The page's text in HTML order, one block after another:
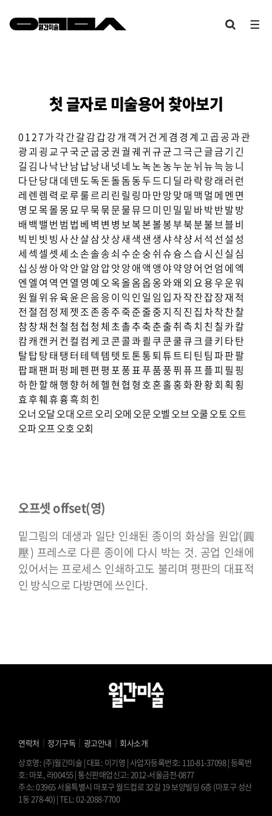
첫 글자로 미술용어 찾아보기
0 1 27가각간갈감갑강개 객 거 건 게 겸 경 계 고곱공과관
광괴 굉 교구국군굽궁권 궐궤귀규균그극근글금기 긴
길 김 나낙난남납낭내 넛 네 노녹논농누눈뉘뉴늑능니
다단당대 데 덴 도독돈돌돔동두드디 딜 라락랑래 러 런
레 렌 렘 력 로루룰르리 린 릴 링 마만망맞매 맥 멀 메 멘 면
명 모목몰몽묘무묵묶문물뮤므미 민 밀 밑 바박반발방
배 백 밸 번 범 법 베 벽 변 병 보복본볼봉부북분불브블비
빅 빈 빗 빙사산살삼삿상새 색 샌 생샤샥샹서 석 선 설 성
세 섹 셀 셋셰 소손솔송쇠수순숭쉬슈슝스습시 신 실 심
십 싱 쌍아악안알암압앗앙애 액 앵 야약양어 언 엄 에 엑
엔 엘 여 역 연 열 영 예 오옥올옴옵옹와왜 외 요용우운워
원월 위유육윤은음응이 익 인 일 임 입자작잔잡장재 적
전 절 점 정 제 젯 조존종주죽준줄중지 직 진 집 차착찬찰
참창채 천 철 첨 첩 청 체 초촐추축춘출취측치 친 칠 카칼
캄캐 캔 커 컨 컬 컴 케 코콘콜콰쾰 쿠쿤쿨큐크클키 타탄
탈탑탕태 탱 터 테 텍 템 텟 토톤통퇴튜트티 틴 팀파판팔
팝패팬퍼 펑페펜 편 평 포퐁표푸품풍퓌 퓨프플피 필 핑
하한할해행 향허헤헬 현협 형 호혼홀홍화환황회 획 횡
효 후훼휴흉흑희 힌
오너 오달오대 오르오리 오메 오문오벨 오브오쿨오토오트
오파오프오호오회
오프셋 offset(영)
밑그림의 데생과 일단 인쇄된 종이의 화상을 원압(圓
壓) 프레스로 다른 종이에 다시 박는 것. 공업 인쇄에
있어서는 프로세스 인쇄하고도 불리며 평판의 대표적
인 방식으로 다방면에 쓰인다.
연락처 정기구독 광고안내
회사소개
상호명: (주)월간미술 | 대표: 이기영 | 사업자등록번호: 110-81-37098 | 등록번
호: 마포, 라00455 | 통신판매업신고: 2012-서울금천-0877
주소: 03965 서울특별시 마포구 월드컵로 32길 19 보양빌딩 6층 (마포구 성산
1동 278-40) | TEL: 02-2088-7700